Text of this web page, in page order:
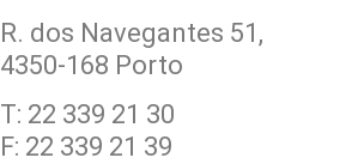
R. dos Navegantes 51,
4350-168 Porto
T: 22 339 21 30
F: 22 339 21 39